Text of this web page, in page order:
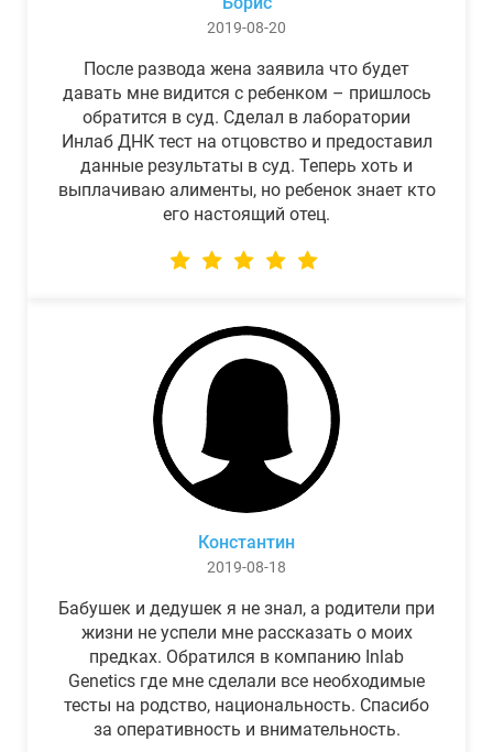
2019-08-20
После развода жена заявила что будет
давать мне видится с ребенком – пришлось
обратится в суд. Сделал в лаборатории
Инлаб ДНК тест на отцовство и предоставил
данные результаты в суд. Теперь хоть и
выплачиваю алименты, но ребенок знает кто
его настоящий отец.
Константин
2019-08-18
Бабушек и дедушек я не знал, а родители при
жизни не успели мне рассказать о моих
предках. Обратился в компанию Inlab
Genetics где мне сделали все необходимые
тесты на родство, национальность. Спасибо
за оперативность и внимательность.